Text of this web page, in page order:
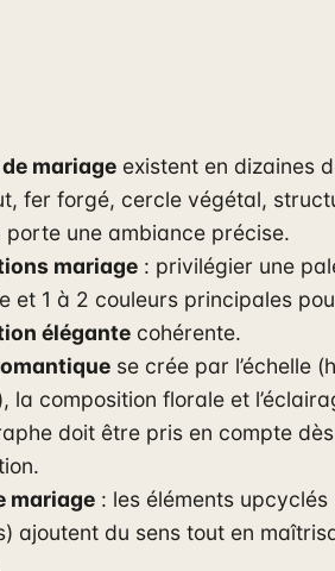
mariageexistent en dizaines
fer forgé, cercle végétal,
porte une ambiance précise.
mariage: privilégier une
et 1 à 2 couleurs principales
élégantecohérente.
se crée par l’échelle
la composition florale et
doit être pris en compte
mariage: les éléments upcyclés
ajoutent du sens tout en